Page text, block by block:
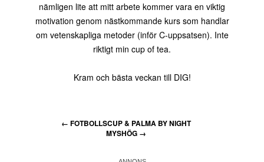
nämligen lite att mitt arbete kommer vara en viktig
motivation genom nästkommande kurs som handlar
om vetenskapliga metoder (inför C-uppsatsen). Inte
riktigt min cup of tea.
Kram och bästa veckan till DIG!
← FOTBOLLSCUP & PALMA BY NIGHT
MYSHÖG →